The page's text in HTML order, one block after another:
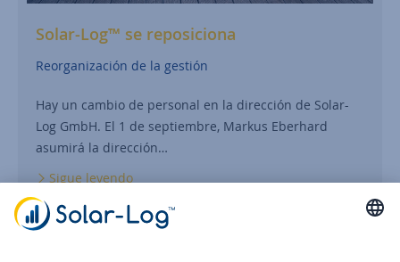
Solar-Log™ se reposiciona
Reorganización de la gestión
Hay un cambio de personal en la dirección de Solar-
Log GmbH. El 1 de septiembre, Markus Eberhard
asumirá la dirección…
Sigue leyendo